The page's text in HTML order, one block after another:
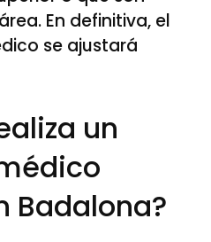
En definitiva, el
se ajustará
un
Badalona?